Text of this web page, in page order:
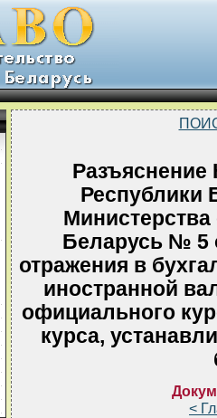
Разъяснение
Республики
Беларусь № 5
отражения в
иностранной
официального
курса,
<